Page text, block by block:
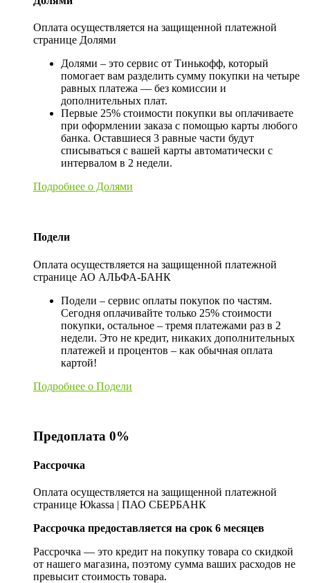
Оплата осуществляется на защищенной платежной
странице Долями
Долями – это сервис от Тинькофф, который
помогает вам разделить сумму покупки на четыре
равных платежа — без комиссии и
дополнительных плат.
Первые 25% стоимости покупки вы оплачиваете
при оформлении заказа с помощью карты любого
банка. Оставшиеся 3 равные части будут
списываться с вашей карты автоматически с
интервалом в 2 недели.
Подробнее о Долями
Подели
Оплата осуществляется на защищенной платежной
странице АО АЛЬФА-БАНК
Подели – сервис оплаты покупок по частям.
Сегодня оплачивайте только 25% стоимости
покупки, остальное – тремя платежами раз в 2
недели. Это не кредит, никаких дополнительных
платежей и процентов – как обычная оплата
картой!
Подробнее о Подели
Предоплата 0%
Рассрочка
Оплата осуществляется на защищенной платежной
странице Юkassa | ПАО СБЕРБАНК
Рассрочка предоставляется на срок 6 месяцев
Рассрочка — это кредит на покупку товара со скидкой
от нашего магазина, поэтому сумма ваших расходов не
превысит стоимость товара.